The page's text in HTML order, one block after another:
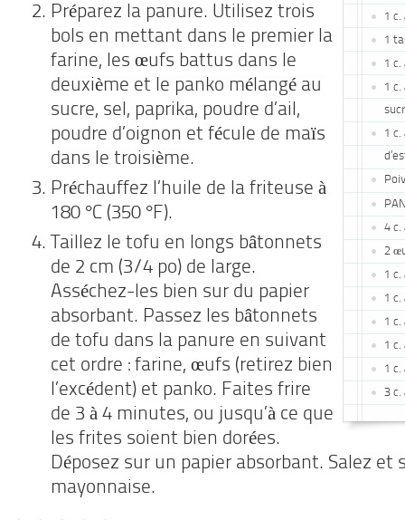
1 c.
1
1
1 c.
1 c.
4 c.
2
1 c.
1 c.
1 c.
1 c.
1 c.
3 c.
Préparez la panure. Utilisez trois
bols en mettant dans le premier la
farine, les œufs battus dans le
deuxième et le panko mélangé au
sucre, sel, paprika, poudre d’ail,
poudre d’oignon et fécule de maïs
dans le troisième.
Préchauffez l’huile de la friteuse à
180 °C (350 °F).
Taillez le tofu en longs bâtonnets
de 2 cm (3/4 po) de large.
Asséchez-les bien sur du papier
absorbant. Passez les bâtonnets
de tofu dans la panure en suivant
cet ordre : farine, œufs (retirez bien
l’excédent) et panko. Faites frire
de 3 à 4 minutes, ou jusqu’à ce que
les frites soient bien dorées.
Déposez sur un papier absorbant. Salez et
mayonnaise.